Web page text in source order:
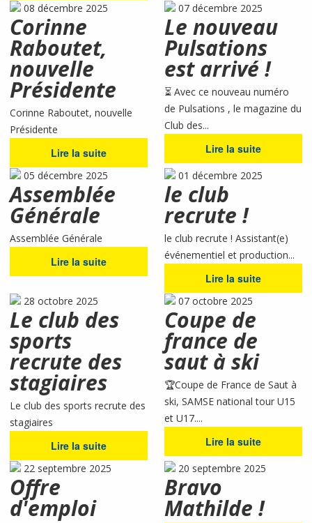
08 décembre 2025
Corinne
Raboutet,
nouvelle
Présidente
Corinne Raboutet, nouvelle
Présidente
Lire la suite
07 décembre 2025
Le nouveau
Pulsations
est arrivé !
⏳ Avec ce nouveau numéro
de Pulsations , le magazine du
Club des...
Lire la suite
05 décembre 2025
Assemblée
Générale
Assemblée Générale
Lire la suite
01 décembre 2025
le club
recrute !
le club recrute ! Assistant(e)
événementiel et production...
Lire la suite
28 octobre 2025
Le club des
sports
recrute des
stagiaires
Le club des sports recrute des
stagiaires
Lire la suite
07 octobre 2025
Coupe de
france de
saut à ski
🏆Coupe de France de Saut à
ski, SAMSE national tour U15
et U17....
Lire la suite
22 septembre 2025
Offre
d'emploi
20 septembre 2025
Bravo
Mathilde !